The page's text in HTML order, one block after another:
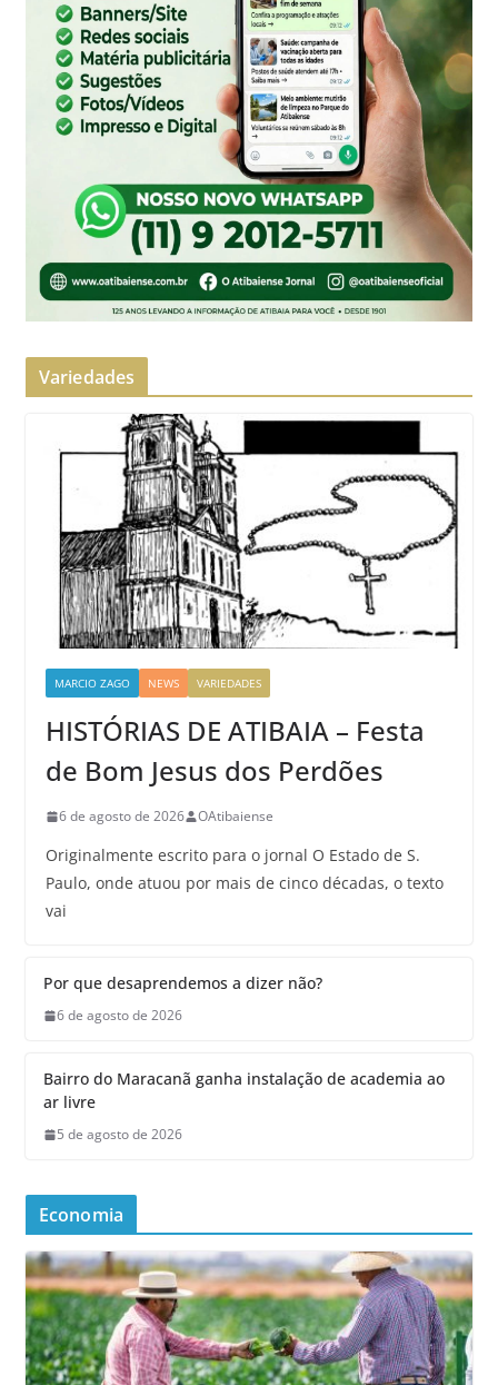
Variedades
MARCIO ZAGO NEWS VARIEDADES
HISTÓRIAS DE ATIBAIA – Festa
de Bom Jesus dos Perdões
6 de agosto de 2026 OAtibaiense
Originalmente escrito para o jornal O Estado de S.
Paulo, onde atuou por mais de cinco décadas, o texto
vai
Por que desaprendemos a dizer não?
6 de agosto de 2026
Bairro do Maracanã ganha instalação de academia ao
ar livre
5 de agosto de 2026
Economia